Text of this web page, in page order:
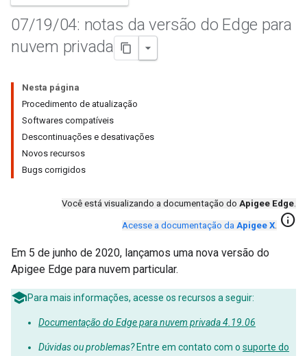
07/19/04: notas da versão do Edge para
nuvem privada
Nesta página
Procedimento de atualização
Softwares compatíveis
Descontinuações e desativações
Novos recursos
Bugs corrigidos
Você está visualizando a documentação do Apigee Edge.
Acesse a documentação da Apigee X. info
Em 5 de junho de 2020, lançamos uma nova versão do
Apigee Edge para nuvem particular.
Para mais informações, acesse os recursos a seguir:
Documentação do Edge para nuvem privada 4.19.06
Dúvidas ou problemas?Entre em contato com o suporte do